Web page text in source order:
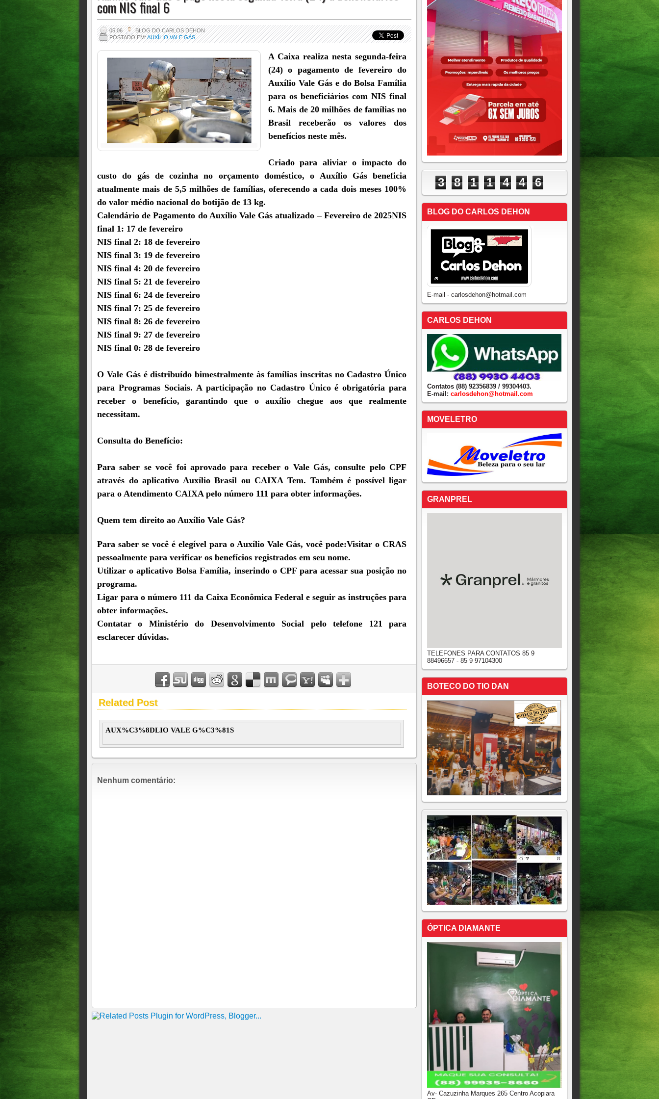
com NIS final 6
05:06
BLOG DO CARLOS DEHON
POSTADO EM:AUXÍLIO VALE GÁS
A Caixa realiza nesta segunda-feira
(24) o pagamento de fevereiro do
Auxílio Vale Gás e do Bolsa Família
para os beneficiários com NIS final
6. Mais de 20 milhões de famílias no
Brasil receberão os valores dos
benefícios neste mês.
Criado para aliviar o impacto do
custo do gás de cozinha no orçamento doméstico, o Auxílio Gás beneficia
atualmente mais de 5,5 milhões de famílias, oferecendo a cada dois meses 100%
do valor médio nacional do botijão de 13 kg.
Calendário de Pagamento do Auxílio Vale Gás atualizado – Fevereiro de 2025NIS
final 1: 17 de fevereiro
NIS final 2: 18 de fevereiro
NIS final 3: 19 de fevereiro
NIS final 4: 20 de fevereiro
NIS final 5: 21 de fevereiro
NIS final 6: 24 de fevereiro
NIS final 7: 25 de fevereiro
NIS final 8: 26 de fevereiro
NIS final 9: 27 de fevereiro
NIS final 0: 28 de fevereiro
O Vale Gás é distribuído bimestralmente às famílias inscritas no Cadastro Único
para Programas Sociais. A participação no Cadastro Único é obrigatória para
receber o benefício, garantindo que o auxílio chegue aos que realmente
necessitam.
Consulta do Benefício:
Para saber se você foi aprovado para receber o Vale Gás, consulte pelo CPF
através do aplicativo Auxílio Brasil ou CAIXA Tem. Também é possível ligar
para o Atendimento CAIXA pelo número 111 para obter informações.
Quem tem direito ao Auxílio Vale Gás?
Para saber se você é elegível para o Auxílio Vale Gás, você pode:Visitar o CRAS
pessoalmente para verificar os benefícios registrados em seu nome.
Utilizar o aplicativo Bolsa Família, inserindo o CPF para acessar sua posição no
programa.
Ligar para o número 111 da Caixa Econômica Federal e seguir as instruções para
obter informações.
Contatar o Ministério do Desenvolvimento Social pelo telefone 121 para
esclarecer dúvidas.
Related Post
AUX%C3%8DLIO VALE G%C3%81S
Nenhum comentário:
3 8 1 1 4 4 6
BLOG DO CARLOS DEHON
E-mail - carlosdehon@hotmail.com
CARLOS DEHON
Contatos (88) 92356839 / 99304403.
E-mail: carlosdehon@hotmail.com
MOVELETRO
GRANPREL
TELEFONES PARA CONTATOS 85 9
88496657 - 85 9 97104300
BOTECO DO TIO DAN
ÓPTICA DIAMANTE
Av- Cazuzinha Marques 265 Centro Acopiara